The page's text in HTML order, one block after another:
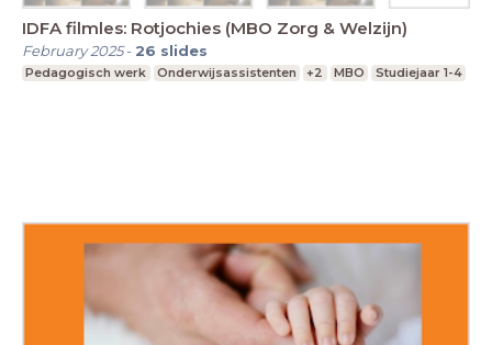
IDFA filmles: Rotjochies (MBO Zorg & Welzijn)
February 2025- 26 slides
Pedagogisch werk Onderwijsassistenten +2 MBO Studiejaar 1-4